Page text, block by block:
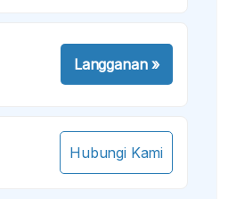
Langganan»
Hubungi Kami